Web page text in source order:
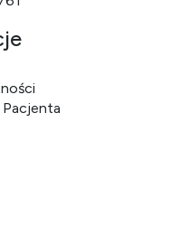
Pacjenta